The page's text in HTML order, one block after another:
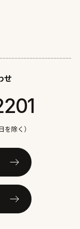
せ
除く）